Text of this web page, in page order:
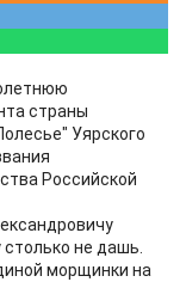
страны
Уярского
Российской
не дашь.
морщинки на